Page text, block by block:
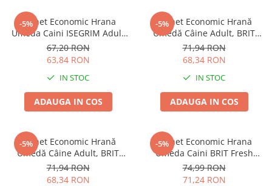
-5%
Pachet Economic Hrana
Umeda Caini ISEGRIM Adult
Somon 6x400g
67,20 RON
63,84 RON
IN STOC
ADAUGA IN COS
-5%
Pachet Economic Hrană
Umedă Câine Adult, BRIT
Mono Protein, Vită și Orez,
6x400g
71,94 RON
68,34 RON
IN STOC
ADAUGA IN COS
-5%
Pachet Economic Hrană
Umedă Câine Adult, BRIT
Mono Protein, Miel și Orez,
6x400g
71,94 RON
68,34 RON
-5%
Pachet Economic Hrana
Umeda Caini BRIT Fresh
Curcan si Mazare 6x400g
74,99 RON
71,24 RON